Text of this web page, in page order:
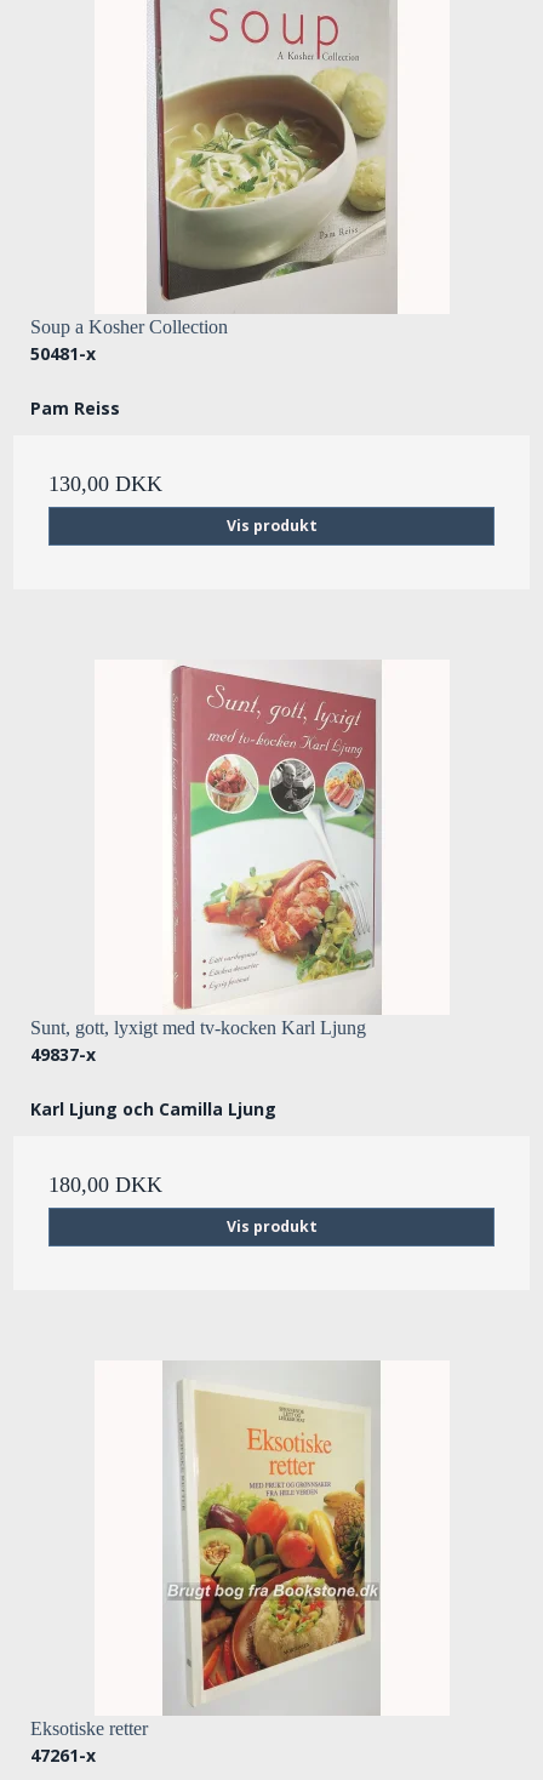
Soup a Kosher Collection
50481-x
Pam Reiss
130,00 DKK
Vis produkt
Sunt, gott, lyxigt med tv-kocken Karl Ljung
49837-x
Karl Ljung och Camilla Ljung
180,00 DKK
Vis produkt
Eksotiske retter
47261-x